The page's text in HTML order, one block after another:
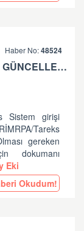
Haber No:48524
EVRIMRPA- TAREKS GÜNCELLEMESI HAKKINDA (V: 11.50.2.2)
Sistem girişi
Tareks
gereken
dokumanı
Eki
Okudum!